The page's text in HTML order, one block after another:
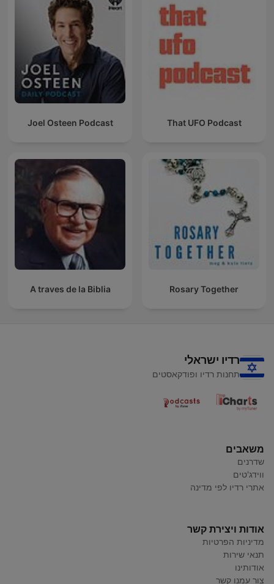
That UFO Podcast
Joel Osteen Podcast
Rosary Together
A traves de la Biblia
רדיו ישראלי
תחנות רדיו ופודקאסטים
משאבים
שדרנים
ווידג'טים
אתרי רדיו לפי מדינה
אודות ויצירת קשר
מדיניות הפרטיות
תנאי שירות
אודותינו
צור עמנו קשר